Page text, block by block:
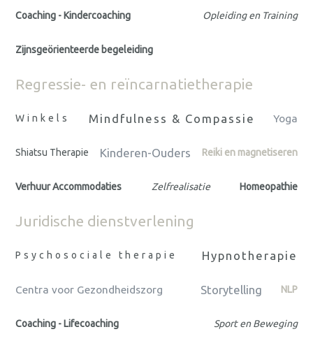
Coaching - Kindercoaching Opleiding en Training
Zijnsgeörienteerde begeleiding
Regressie- en reïncarnatietherapie
Winkels Mindfulness & Compassie Yoga
Shiatsu Therapie Kinderen-Ouders Reiki en magnetiseren
Verhuur Accommodaties Zelfrealisatie Homeopathie
Juridische dienstverlening
Psychosociale therapie Hypnotherapie
Centra voor Gezondheidszorg Storytelling NLP
Coaching - Lifecoaching Sport en Beweging